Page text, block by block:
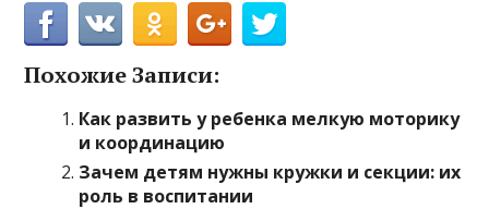
Похожие Записи:
Как развить у ребенка мелкую моторику
и координацию
Зачем детям нужны кружки и секции: их
роль в воспитании